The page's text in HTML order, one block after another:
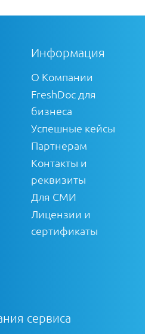
Информация
О Компании
FreshDoc для
бизнеса
Успешные кейсы
Партнерам
Контакты и
реквизиты
Для СМИ
Лицензии и
сертификаты
сервиса